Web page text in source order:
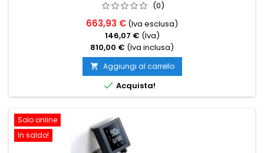
(0)
663,93 € (Iva esclusa)
146,07 € (Iva)
810,00 € (Iva inclusa)
 Aggiungi al carrello
 Acquista!
Solo online
In saldo!